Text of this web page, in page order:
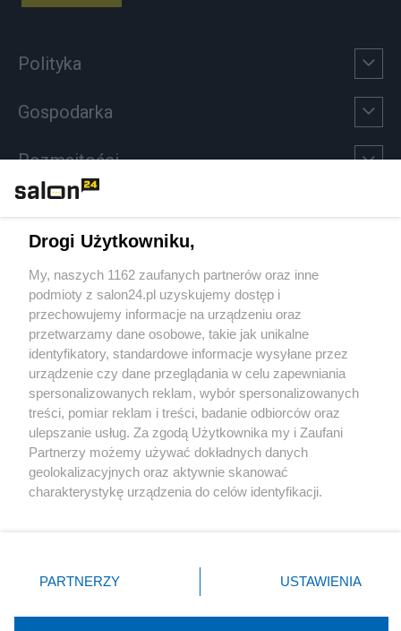
Polityka
Gospodarka
Rozmaitości
Sport
Społeczeństwo
Kultura
X Facebook Instagram Youtube
Drogi Użytkowniku,
My, naszych 1162 zaufanych partnerów oraz inne
podmioty z salon24.pl uzyskujemy dostęp i
przechowujemy informacje na urządzeniu oraz
przetwarzamy dane osobowe, takie jak unikalne
identyfikatory, standardowe informacje wysyłane przez
urządzenie czy dane przeglądania w celu zapewniania
spersonalizowanych reklam, wybór spersonalizowanych
treści, pomiar reklam i treści, badanie odbiorców oraz
ulepszanie usług. Za zgodą Użytkownika my i Zaufani
Partnerzy możemy używać dokładnych danych
geolokalizacyjnych oraz aktywnie skanować
charakterystykę urządzenia do celów identyfikacji.
zmienić/wycofać klikając przycisk ustawień prywatności
znajdujący się w lewym dolnym rogu strony
rodzaje przetwarzania danych nie wymagają zgody
PARTNERZY USTAWIENIA